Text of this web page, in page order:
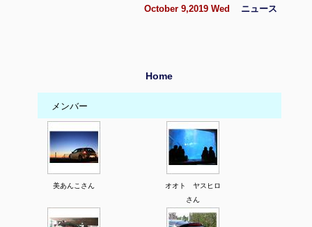
October 9,2019 Wed ニュース
Home
メンバー
美あんこさん
オオト ヤスヒロ
さん